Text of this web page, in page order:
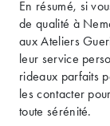
En résumé, si
de qualité à
aux Ateliers
leur service
rideaux parfaits
les contacter
toute sérénité.